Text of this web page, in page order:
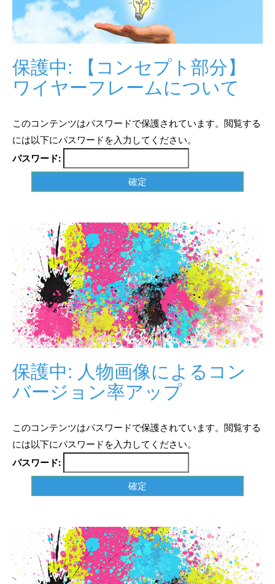
保護中: 【コンセプト部分】
ワイヤーフレームについて
このコンテンツはパスワードで保護されています。閲覧する
には以下にパスワードを入力してください。
パスワード:
保護中: 人物画像によるコン
バージョン率アップ
このコンテンツはパスワードで保護されています。閲覧する
には以下にパスワードを入力してください。
パスワード: